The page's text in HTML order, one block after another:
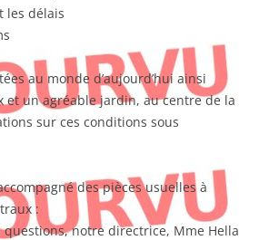
les délais
au monde d’aujourd’hui ainsi
et un agréable jardin, au centre de la
sur ces conditions sous
des pièces usuelles à
:
questions, notre directrice, Mme Hella